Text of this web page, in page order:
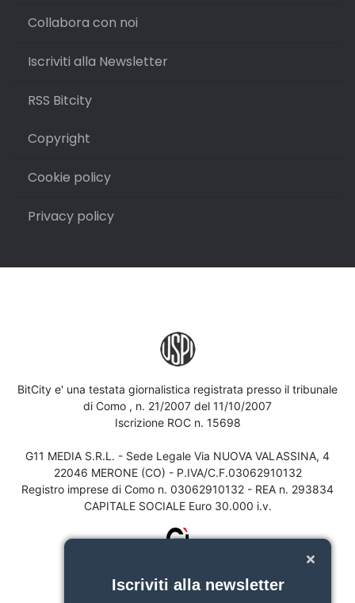
Collabora con noi
Iscriviti alla Newsletter
RSS Bitcity
Copyright
Cookie policy
Privacy policy
BitCity e' una testata giornalistica registrata presso il tribunale
di Como , n. 21/2007 del 11/10/2007
Iscrizione ROC n. 15698
G11 MEDIA S.R.L. - Sede Legale Via NUOVA VALASSINA, 4
22046 MERONE (CO) - P.IVA/C.F.03062910132
Registro imprese di Como n. 03062910132 - REA n. 293834
CAPITALE SOCIALE Euro 30.000 i.v.
Iscriviti alla newsletter